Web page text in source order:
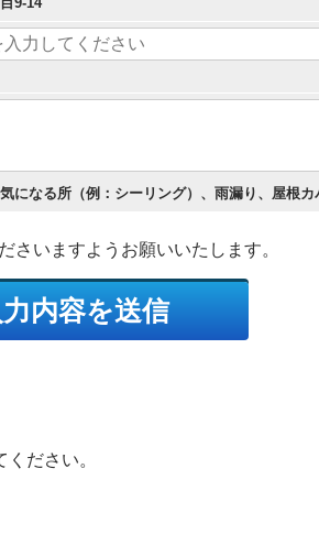
になる所（例：シーリング）、雨漏り、屋根
いますようお願いいたします。
ださい。